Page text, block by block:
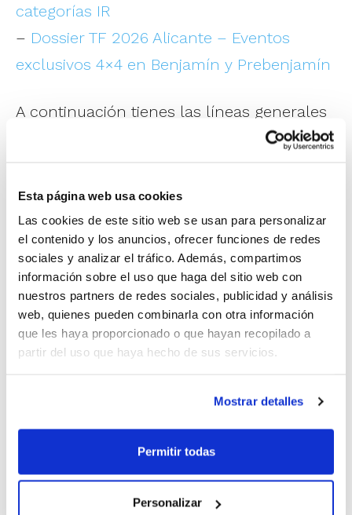
Esta página web usa cookies
Las cookies de este sitio web se usan para personalizar
el contenido y los anuncios, ofrecer funciones de redes
sociales y analizar el tráfico. Además, compartimos
información sobre el uso que haga del sitio web con
nuestros partners de redes sociales, publicidad y análisis
web, quienes pueden combinarla con otra información
que les haya proporcionado o que hayan recopilado a
partir del uso que haya hecho de sus servicios.
Mostrar detalles
Permitir todas
Personalizar
categorías IR
– Dossier TF 2026 Alicante – Eventos
exclusivos 4×4 en Benjamín y Prebenjamín
A continuación tienes las líneas generales
de cómo se va a desarrollar el TF 2026 en
TF 2026 – Edición Castellón
– En Senior y Junior, se mantiene la
competición 5×5
– En el resto de categorías (Cadete, Infantil,
Alevín y Benjamín), se adopta la modalidad
de 3×3. Una única jornada y sede.
– Se mantiene la competición 5×5 en
todas las categorías.
– 579 equipos en la pasada edición.